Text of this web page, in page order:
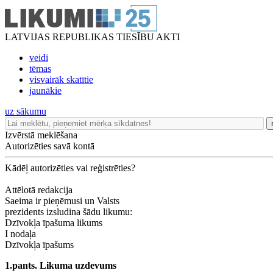
LATVIJAS REPUBLIKAS TIESĪBU AKTI
veidi
tēmas
visvairāk skatītie
jaunākie
uz sākumu
Izvērstā meklēšana
Autorizēties savā kontā
Kādēļ autorizēties vai reģistrēties?
Attēlotā redakcija
Saeima ir pieņēmusi un Valsts
prezidents izsludina šādu likumu:
Dzīvokļa īpašuma likums
I nodaļa
Dzīvokļa īpašums
1.pants. Likuma uzdevums